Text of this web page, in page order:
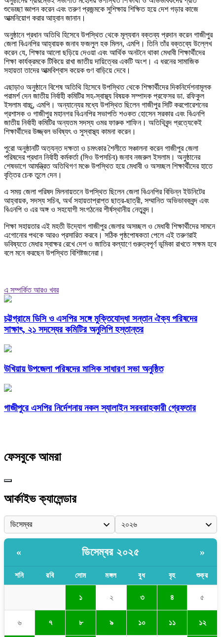
শুভেচ্ছা জ্ঞাপন করেন এবং তরুণ প্রজন্মকে সুশিক্ষায় শিক্ষিত হয়ে দেশ গড়ার কাজে
আত্মনিয়োগ করার আহ্বান জানান।
অনুষ্ঠানে প্রধান অতিথি হিসেবে উপস্থিত থেকে মূল্যবান বক্তব্য প্রদান করেন গাজীপুর
জেলা বিএনপির আহ্বায়ক জনাব ফজলুল হক মিলন, এমপি। তিনি তাঁর বক্তব্যে উল্লেখ
করেন যে, শিক্ষার আলো ছড়িয়ে দেওয়া এবং আর্থিক অনটনে থাকা মেধাবী শিক্ষার্থীদের
শিক্ষা কার্যক্রমকে টিকিয়ে রাখা জাতীয় দায়িত্বের একটি অংশ। এ ধরনের সামাজিক
সহায়তা তাদের আত্মবিশ্বাস কয়েক গুণ বাড়িয়ে দেবে।
এছাড়াও অনুষ্ঠানে বিশেষ অতিথি হিসেবে উপস্থিত থেকে শিক্ষার্থীদের দিকনির্দেশনামূলক
পরামর্শ দেন জাতীয় নির্বাহী কমিটির সহ-স্বাস্থ্য বিষয়ক সম্পাদক প্রফেসর ডা. রফিকুল
ইসলাম বাচ্চু, এমপি। অন্যান্যের মধ্যে উপস্থিত ছিলেন গাজীপুর সিটি করপোরেশনের
প্রশাসক ও গাজীপুর মহানগর বিএনপির সভাপতি শওকত হোসেন সরকার এবং বিএনপি
জাতীয় নির্বাহী কমিটির অন্যতম সদস্য ওমর ফারুক শাফিন। অতিথিবৃন্দ প্রত্যেকেই
শিক্ষার্থীদের উজ্জ্বল ভবিষ্যৎ ও সুস্বাস্থ্য কামনা করেন।
পুরো অনুষ্ঠানটি অত্যন্ত দক্ষতা ও চমৎকার শৈলীতে সঞ্চালনা করেন গাজীপুর জেলা
পরিষদের প্রধান নির্বাহী কর্মকর্তা (সিও উপসচিব) জনাব নজরুল ইসলাম। অনুষ্ঠানের
শেষভাগে আমন্ত্রিত অতিথিগণ মঞ্চে উপস্থিত হয়ে মেধাবী ও অসচ্ছল শিক্ষার্থীদের হাতে
বৃত্তির চেক তুলে দেন।
এ সময় জেলা পরিষদ মিলনায়তনে উপস্থিত ছিলেন জেলা বিএনপির বিভিন্ন ইউনিটের
আহ্বায়ক, সদস্য সচিব, অর্থ সহায়তাপ্রাপ্ত ছাত্র-ছাত্রী, সম্মানিত অভিভাবকবৃন্দ এবং
বিএনপি ও এর অঙ্গ ও সহযোগী সংগঠনের শীর্ষস্থানীয় নেতৃবৃন্দ।
শিক্ষা সহায়তার এই মহতী উদ্যোগ গাজীপুর জেলার অসচ্ছল ও মেধাবী শিক্ষার্থীদের সামনে
এগোনোর পথকে আরও প্রসারিত করবে। সঠিক পৃষ্ঠপোষকতা পেলে এই তরুণরাই
ভবিষ্যতে মেধার স্বাক্ষর রেখে দেশ ও জাতির কল্যাণে গুরুত্বপূর্ণ ভূমিকা রাখতে সক্ষম হবে
বলে মনে করছেন উপস্থিত বিশিষ্টজনেরা।
এ সম্পর্কিত আরও খবর
চট্টগ্রামে ডিসি ও এসপির সঙ্গে মুক্তিযোদ্ধা সন্তান ঐক্য পরিষদের
সাক্ষাৎ, ২১ সদস্যের কমিটির অনুলিপি হস্তান্তর
উখিয়ায় উপজেলা পরিষদের মাসিক সাধারণ সভা অনুষ্ঠিত
গাজীপুরে এসপির নির্দেশনায় নকল স্যালাইন সরবরাহকারী গ্রেফতার
ফেসবুকে আমরা
আর্কাইভ ক্যালেন্ডার
« ডিসেম্বর ২০২৫ »
শনি রবি সোম মঙ্গল বুধ বৃহ শুক্র
১ ২ ৩ ৪ ৫
৬ ৭ ৮ ৯ ১০ ১১ ১২